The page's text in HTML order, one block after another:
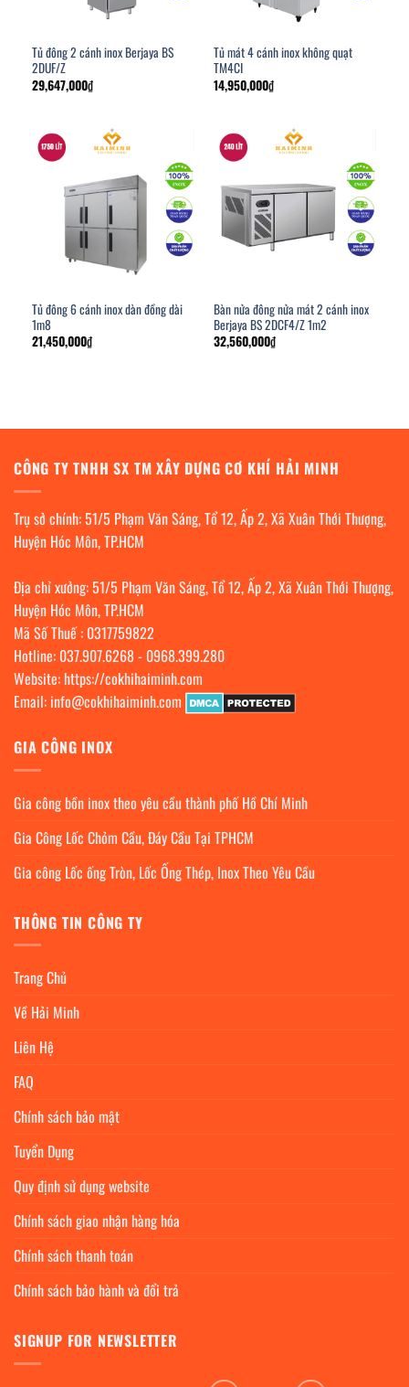
Tủ đông 2 cánh inox Berjaya BS
2DUF/Z
29,647,000₫
Tủ mát 4 cánh inox không quạt
TM4CI
14,950,000₫
Tủ đông 6 cánh inox dàn đồng dài
1m8
21,450,000₫
Bàn nửa đông nửa mát 2 cánh inox
Berjaya BS 2DCF4/Z 1m2
32,560,000₫
CÔNG TY TNHH SX TM XÂY DỰNG CƠ KHÍ HẢI MINH
Trụ sở chính: 51/5 Phạm Văn Sáng, Tổ 12, Ấp 2, Xã Xuân Thới Thượng,
Huyện Hóc Môn, TP.HCM
Địa chỉ xưởng: 51/5 Phạm Văn Sáng, Tổ 12, Ấp 2, Xã Xuân Thới Thượng,
Huyện Hóc Môn, TP.HCM
Mã Số Thuế : 0317759822
Hotline: 037.907.6268- 0968.399.280
Website: https://cokhihaiminh.com
Email: info@cokhihaiminh.com
GIA CÔNG INOX
Gia công bồn inox theo yêu cầu thành phố Hồ Chí Minh
Gia Công Lốc Chỏm Cầu, Đáy Cầu Tại TPHCM
Gia công Lốc ống Tròn, Lốc Ống Thép, Inox Theo Yêu Cầu
THÔNG TIN CÔNG TY
Trang Chủ
Về Hải Minh
Liên Hệ
FAQ
Chính sách bảo mật
Tuyển Dụng
Quy định sử dụng website
Chính sách giao nhận hàng hóa
Chính sách thanh toán
Chính sách bảo hành và đổi trả
SIGNUP FOR NEWSLETTER